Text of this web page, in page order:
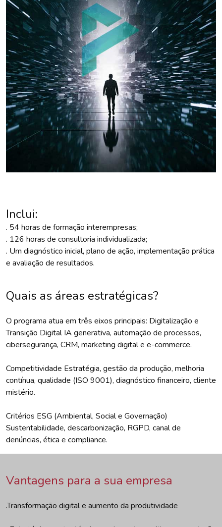
Inclui:
. 54 horas de formação interempresas;
. 126 horas de consultoria individualizada;
. Um diagnóstico inicial, plano de ação, implementação prática
e avaliação de resultados.
Quais as áreas estratégicas?
O programa atua em três eixos principais: Digitalização e
Transição Digital IA generativa, automação de processos,
cibersegurança, CRM, marketing digital e e-commerce.
Competitividade Estratégia, gestão da produção, melhoria
contínua, qualidade (ISO 9001), diagnóstico financeiro, cliente
mistério.
Critérios ESG (Ambiental, Social e Governação)
Sustentabilidade, descarbonização, RGPD, canal de
denúncias, ética e compliance.
Vantagens para a sua empresa
.Transformação digital e aumento da produtividade